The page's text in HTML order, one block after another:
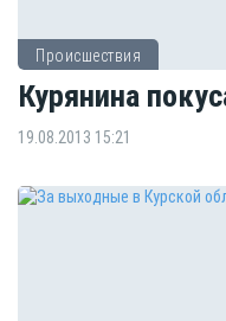
Происшествия
Курянина
19.08.2013 15:21